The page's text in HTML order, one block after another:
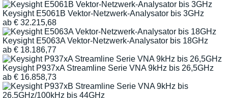
Keysight E5061B Vektor-Netzwerk-Analysator bis 3GHz
ab € 32.215,68
Keysight E5063A Vektor-Netzwerk-Analysator bis 18GHz
ab € 18.186,77
Keysight P937xA Streamline Serie VNA 9kHz bis 26,5GHz
ab € 16.858,73